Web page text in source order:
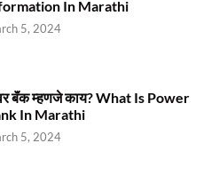
In Marathi
5, 2024
बॅंक म्हणजे काय? What Is Power
In Marathi
5, 2024